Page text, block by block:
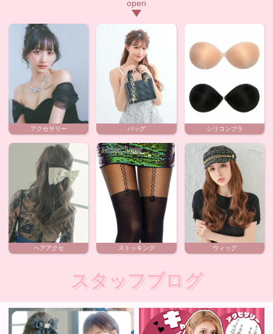
アクセサリー バッグ シリコンブラ
ヘアアクセ ストッキング ウィッグ
スタッフブログ